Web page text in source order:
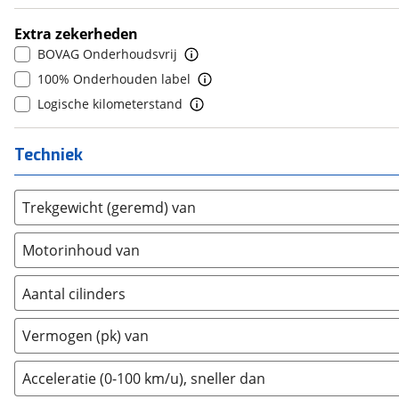
Dodge (110)
Dongfeng (92)
Donkervoort (1)
DS ( 496)
Estrima (2)
Farizon
Ferrari (15)
Fiat (2471)
Ford (8561)
Ford USA
Geely ( 125
Genesis (17)
GMC (4)
Goupil (2)
Honda (567)
Extra zekerheden
BOVAG Onderhoudsvrij
100% Onderhouden label
Logische kilometerstand
Techniek
Trekgewicht (geremd) van
Motorinhoud van
Aantal cilinders
2 (0)
3 )
Vermogen (pk) van
Acceleratie (0-100 km/u), sneller dan